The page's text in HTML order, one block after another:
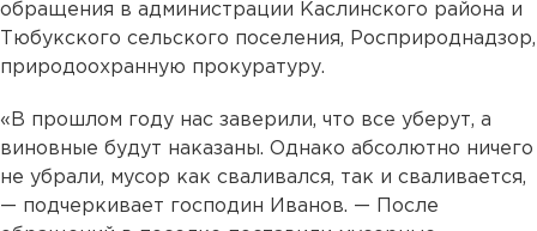
обращения в администрации Каслинского района и
Тюбукского сельского поселения, Росприроднадзор,
природоохранную прокуратуру.
«В прошлом году нас заверили, что все уберут, а
виновные будут наказаны. Однако абсолютно ничего
не убрали, мусор как сваливался, так и сваливается,
— подчеркивает господин Иванов. — После